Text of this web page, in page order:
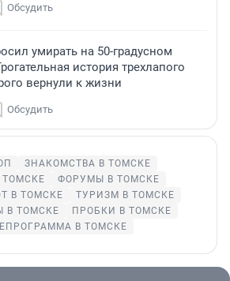
Обсудить
умирать на 50-градусном
история трехлапого
вернули к жизни
Обсудить
ЗНАКОМСТВА В ТОМСКЕ
ТОМСКЕ
ФОРУМЫ В ТОМСКЕ
В ТОМСКЕ
ТУРИЗМ В ТОМСКЕ
В ТОМСКЕ
ПРОБКИ В ТОМСКЕ
В ТОМСКЕ